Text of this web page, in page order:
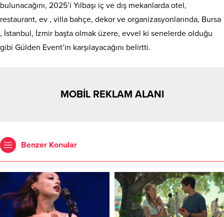
bulunacağını, 2025’i Yılbaşı iç ve dış mekanlarda otel,
restaurant, ev , villa bahçe, dekor ve organizasyonlarında, Bursa
, İstanbul, İzmir başta olmak üzere, evvel ki senelerde olduğu
gibi Gülden Event’in karşılayacağını belirtti.
MOBİL REKLAM ALANI
Benzer Konular